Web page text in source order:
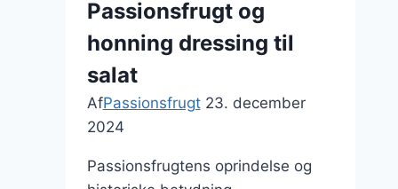
Passionsfrugt og
honning dressing til
salat
AfPassionsfrugt 23. december
2024
Passionsfrugtens oprindelse og